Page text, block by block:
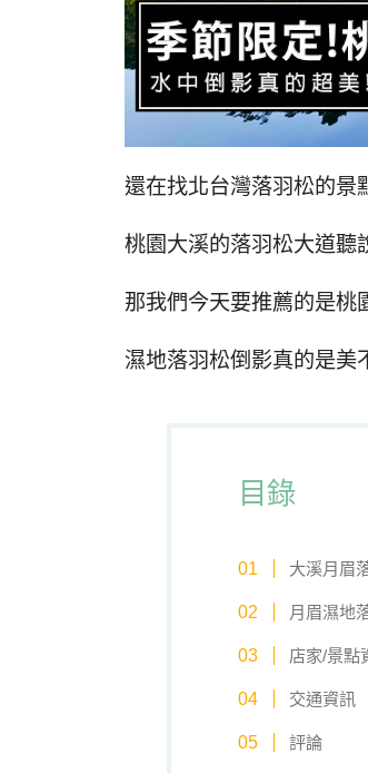
還在找北台灣落羽松的景
桃園大溪的落羽松大道聽
那我們今天要推薦的是桃
濕地落羽松倒影真的是美
目錄
大溪月眉
月眉濕地
店家/景點
交通資訊
評論